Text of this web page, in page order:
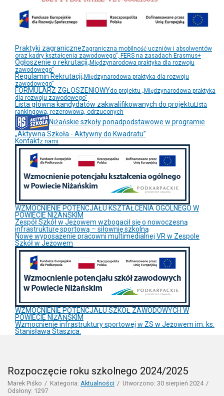
Praktyki zagraniczneZagraniczna mobilność uczniów i absolwentów
oraz kadry kształcenia zawodowego”, FERS na zasadach Erasmus+
Ogłoszenie o rekrutacji„Międzynarodowa praktyka dla rozwoju
zawodowego”
Regulamin Rekrutacji„Międzynarodowa praktyka dla rozwoju
zawodowego”
FORMULARZ ZGŁOSZENIOWYdo projektu „Międzynarodowa praktyka
dla rozwoju zawodowego”
Lista główna kandydatów zakwalifikowanych do projektu Lista
rankingowa, rezerowowa, odrzuconych
Niżańskie szkoły ponadpodstawowe w programie
„Aktywna Szkoła - Aktywny do Kwadratu”
Kontaktz nami
WZMOCNIENIE POTENCJAŁU KSZTAŁCENIA OGÓLNEGO W
POWIECIE NIŻAŃSKIM
Zespół Szkół w Jeżowem wzbogacił się o nowoczesną
infrastrukturę sportową – siłownię szkolną
Nowe wyposażenie pracowni multimedialnej VR w Zespole
Szkół w Jeżowem
WZMOCNIENIE POTENCJAŁU SZKÓŁ ZAWODOWYCH W
POWIECIE NIŻAŃSKIM
Wzmocnienie infrastruktury sportowej w ZS w Jeżowem im. ks.
Stanisława Staszica.
Rozpoczęcie roku szkolnego 2024/2025
Marek Piśko Kategoria: Aktualności
Utworzono: 30 sierpień 2024
Odsłony: 1297